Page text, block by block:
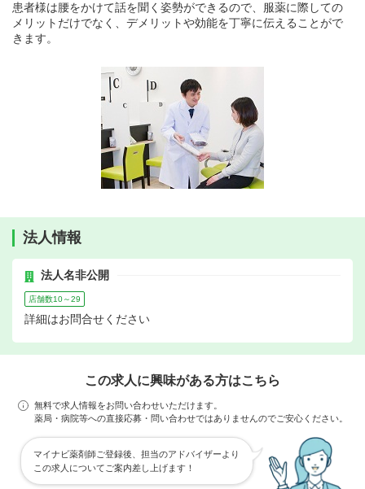
患者様は腰をかけて話を聞く姿勢ができるので、服薬に際しての
メリットだけでなく、デメリットや効能を丁寧に伝えることがで
きます。
法人情報
法人名非公開
店舗数10～29
詳細はお問合せください
この求人に興味がある方はこちら
無料で求人情報をお問い合わせいただけます。
薬局・病院等への直接応募・問い合わせではありませんのでご安心ください。
マイナビ薬剤師ご登録後、担当のアドバイザーより
この求人についてご案内差し上げます！